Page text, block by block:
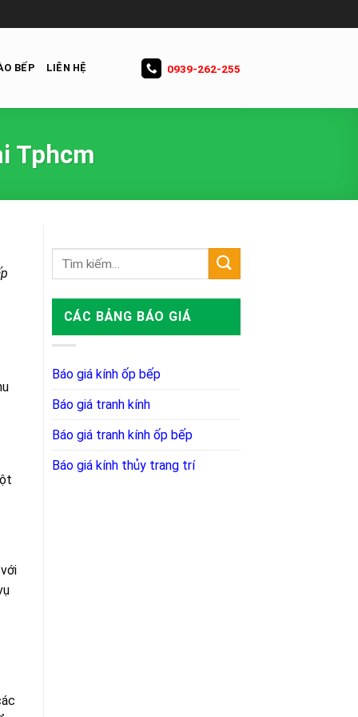
BẾP LIÊN HỆ 0939-262-255
Tphcm
CÁC BẢNG BÁO GIÁ
Báo giá kính ốp bếp
Báo giá tranh kính
Báo giá tranh kính ốp bếp
Báo giá kính thủy trang trí